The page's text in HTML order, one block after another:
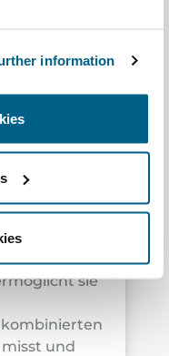
information
die
Airzone-
für
sie
und